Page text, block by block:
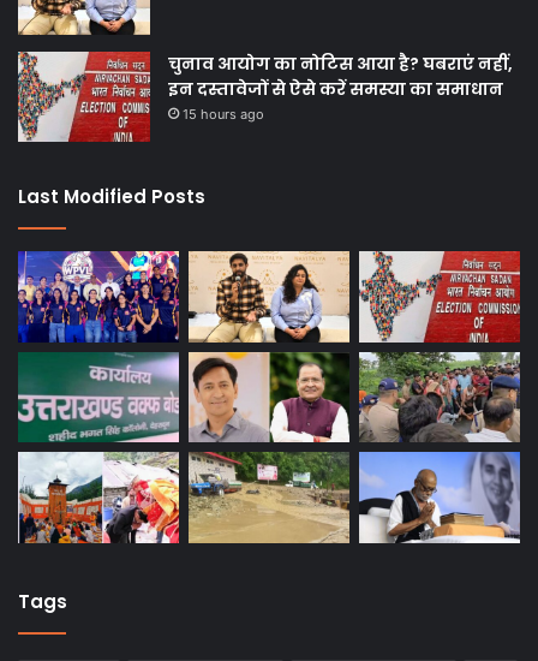
चुनाव आयोग का नोटिस आया है? घबराएं नहीं,
इन दस्तावेजों से ऐसे करें समस्या का समाधान
15 hours ago
Last Modified Posts
Tags